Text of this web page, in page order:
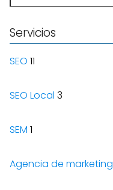
Servicios
SEO 11
SEO Local 3
SEM 1
Agencia de marketing